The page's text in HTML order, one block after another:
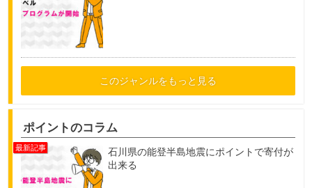
このジャンルをもっと見る
ポイントのコラム
石川県の能登半島地震にポイントで寄付が
出来る